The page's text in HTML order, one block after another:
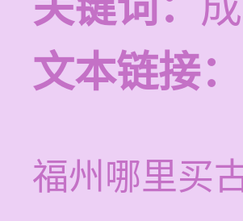
文本链接：
福州哪里买